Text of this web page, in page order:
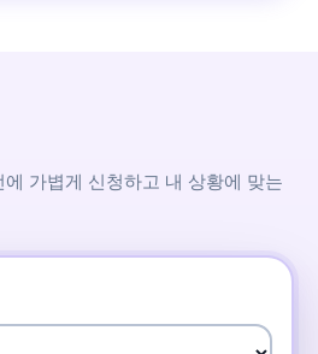
가볍게 신청하고 내 상황에 맞는